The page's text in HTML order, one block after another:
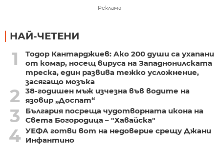
Реклама
НАЙ-ЧЕТЕНИ
1
Тодор Кантарджиев: Ако 200 души са ухапани
от комар, носещ вируса на Западнонилската
треска, един развива тежко усложнение,
засягащо мозъка
2
38-годишен мъж изчезна във водите на
язовир „Доспат“
3
България посреща чудотворната икона на
Света Богородица – "Хавайска"
4 УЕФА готви вот на недоверие срещу Джани
Инфантино